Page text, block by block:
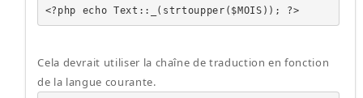
<?php echo Text::_(strtoupper($MOIS)); ?>
Cela devrait utiliser la chaîne de traduction en fonction
de la langue courante.